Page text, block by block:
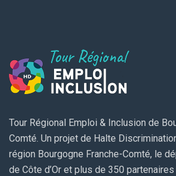
Tour Régional Emploi & Inclusion de
Comté. Un projet de Halte
région Bourgogne Franche-Comté, le
de Côte d’Or et plus de 350 partenaires